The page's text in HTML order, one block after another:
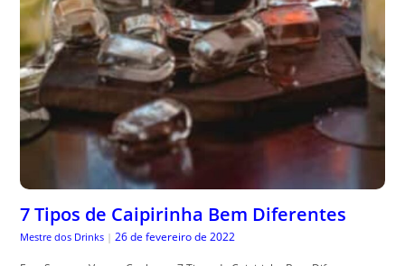
7 Tipos de Caipirinha Bem Diferentes
Mestre dos Drinks | 26 de fevereiro de 2022